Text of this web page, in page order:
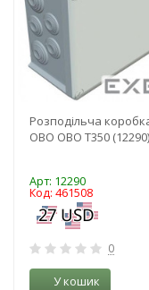
Розподільча
OBO OBO Т350 (12290)
Арт: 12290
Код: 461508
0
У кошик